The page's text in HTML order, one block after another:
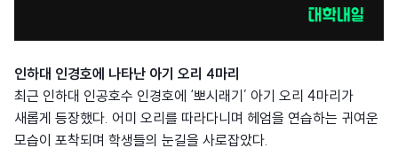
인하대 인경호에 나타난 아기 오리 4마리
최근 인하대 인공호수 인경호에 ‘뽀시래기’ 아기 오리 4마리가
새롭게 등장했다. 어미 오리를 따라다니며 헤엄을 연습하는 귀여운
모습이 포착되며 학생들의 눈길을 사로잡았다.